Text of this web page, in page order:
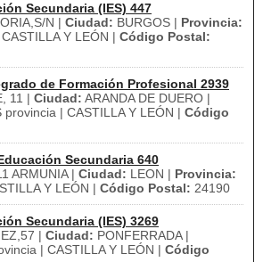
Secundaria (IES) 447
N | Ciudad: BURGOS | Provincia:
Y LEÓN | Código Postal:
de Formación Profesional 2939
11 | Ciudad: ARANDA DE DUERO |
provincia | CASTILLA Y LEÓN | Código
Secundaria 640
ARMUNIA | Ciudad: LEON | Provincia:
Y LEÓN | Código Postal: 24190
Secundaria (IES) 3269
| Ciudad: PONFERRADA |
| CASTILLA Y LEÓN | Código